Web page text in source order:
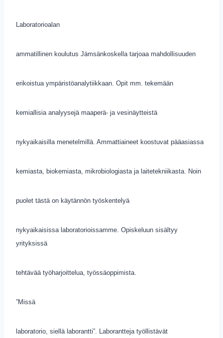
Laboratorioalan
ammatillinen koulutus Jämsänkoskella tarjoaa mahdollisuuden
erikoistua ympäristöanalytiikkaan. Opit mm. tekemään
kemiallisia analyysejä maaperä- ja vesinäytteistä
nykyaikaisilla menetelmillä. Ammattiaineet koostuvat pääasiassa
kemiasta, biokemiasta, mikrobiologiasta ja laitetekniikasta. Noin
puolet tästä on käytännön työskentelyä
nykyaikaisissa laboratorioissamme. Opiskeluun sisältyy
yrityksissä
tehtävää työharjoittelua, työssäoppimista.
”Missä
laboratorio, siellä laborantti”. Laborantteja työllistävät